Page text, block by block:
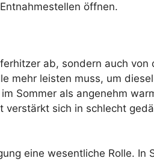
öffnen.
ab, sondern auch
mehr leisten muss, um
Sommer als angenehm
sich in schlecht
eine wesentliche Rolle. In